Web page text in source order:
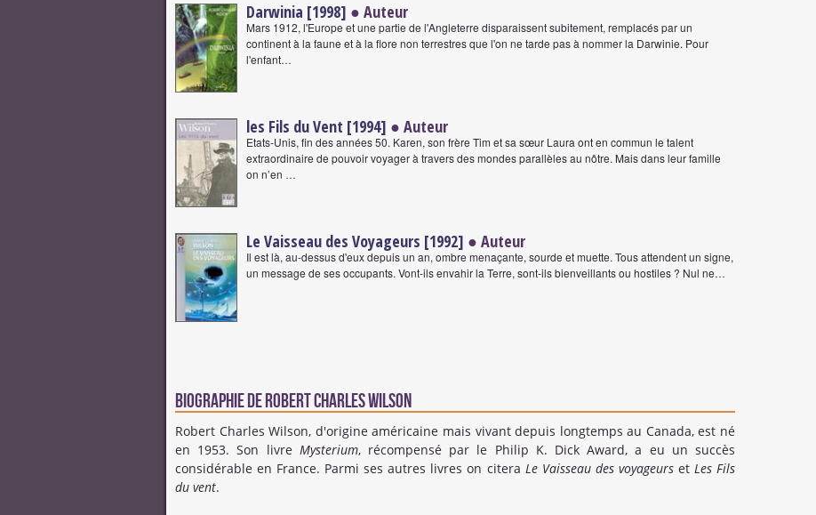
Darwinia [1998] ● Auteur
Mars 1912, l'Europe et une partie de l'Angleterre disparaissent subitement, remplacés par un
continent à la faune et à la flore non terrestres que l'on ne tarde pas à nommer la Darwinie. Pour
l'enfant…
les Fils du Vent [1994] ● Auteur
Etats-Unis, fin des années 50. Karen, son frère Tim et sa sœur Laura ont en commun le talent
extraordinaire de pouvoir voyager à travers des mondes parallèles au nôtre. Mais dans leur famille
on n’en …
Le Vaisseau des Voyageurs [1992] ● Auteur
Il est là, au-dessus d'eux depuis un an, ombre menaçante, sourde et muette. Tous attendent un signe,
un message de ses occupants. Vont-ils envahir la Terre, sont-ils bienveillants ou hostiles ? Nul ne…
Biographie de Robert Charles Wilson
Robert Charles Wilson, d'origine américaine mais vivant depuis longtemps au Canada, est né
en 1953. Son livre Mysterium, récompensé par le Philip K. Dick Award, a eu un succès
considérable en France. Parmi ses autres livres on citera Le Vaisseau des voyageurset Les Fils
du vent.